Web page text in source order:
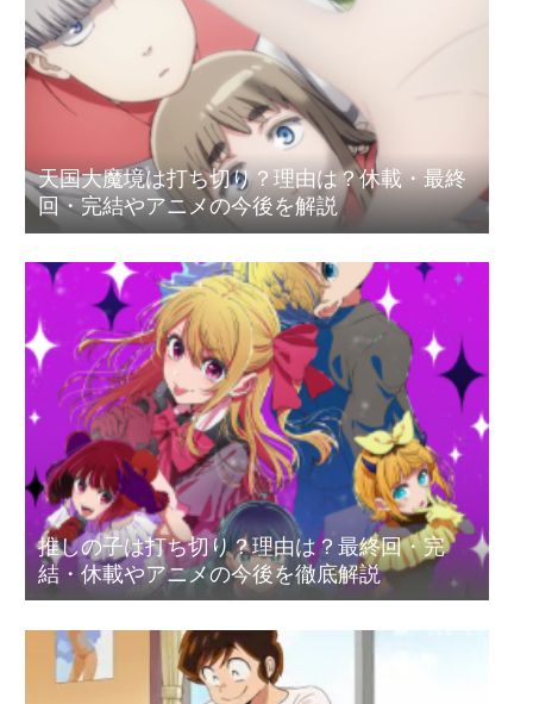
天国大魔境は打ち切り？理由は？休載・最終
回・完結やアニメの今後を解説
推しの子は打ち切り？理由は？最終回・完
結・休載やアニメの今後を徹底解説